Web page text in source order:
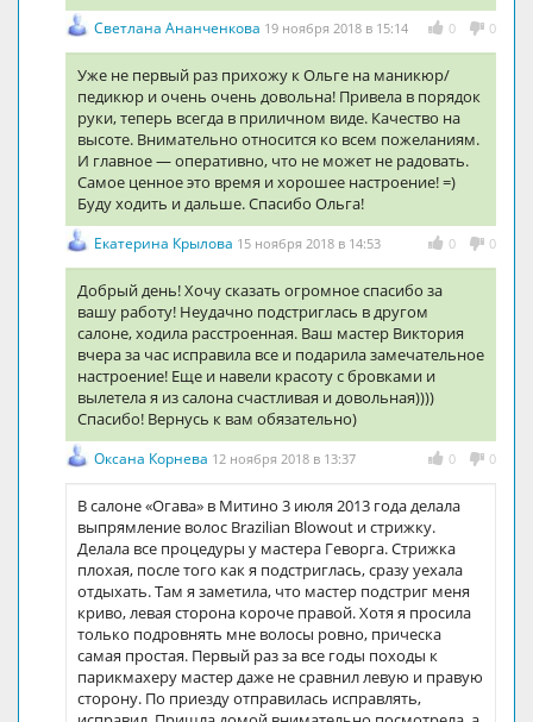
0 0
Светлана Ананченкова 19 ноября 2018 в 15:14
Уже не первый раз прихожу к Ольге на маникюр/
педикюр и очень очень довольна! Привела в порядок
руки, теперь всегда в приличном виде. Качество на
высоте. Внимательно относится ко всем пожеланиям.
И главное — оперативно, что не может не радовать.
Самое ценное это время и хорошее настроение! =)
Буду ходить и дальше. Спасибо Ольга!
0 0
Екатерина Крылова 15 ноября 2018 в 14:53
Добрый день! Хочу сказать огромное спасибо за
вашу работу! Неудачно подстриглась в другом
салоне, ходила расстроенная. Ваш мастер Виктория
вчера за час исправила все и подарила замечательное
настроение! Еще и навели красоту с бровками и
вылетела я из салона счастливая и довольная))))
Спасибо! Вернусь к вам обязательно)
0 0
Оксана Корнева 12 ноября 2018 в 13:37
В салоне «Огава» в Митино 3 июля 2013 года делала
выпрямление волос Brazilian Blowout и стрижку.
Делала все процедуры у мастера Геворга. Стрижка
плохая, после того как я подстриглась, сразу уехала
отдыхать. Там я заметила, что мастер подстриг меня
криво, левая сторона короче правой. Хотя я просила
только подровнять мне волосы ровно, прическа
самая простая. Первый раз за все годы походы к
парикмахеру мастер даже не сравнил левую и правую
сторону. По приезду отправилась исправлять,